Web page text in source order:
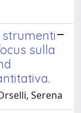
strumenti
sulla
Serena